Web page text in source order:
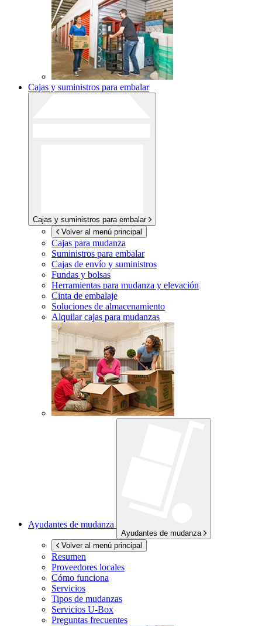
Cajas y suministros para embalar
Cajas y suministros para embalar
Volver al menú principal
Cajas para mudanza
Suministros para embalar
Cajas de envío y suministros
Fundas y bolsas
Herramientas para mudanza y elevación
Cinta de embalaje
Soluciones de almacenamiento
Alquilar cajas para mudanzas
Ayudantes de mudanza
Ayudantes de mudanza
Volver al menú principal
Resumen
Proveedores locales
Cómo funciona
Servicios
Tipos de mudanzas
Servicios U-Box
Preguntas frecuentes